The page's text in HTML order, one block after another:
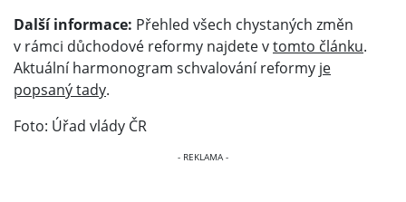
Další informace: Přehled všech chystaných změn
v rámci důchodové reformy najdete vtomto článku.
Aktuální harmonogram schvalování reformy je
popsaný tady.
Foto: Úřad vlády ČR